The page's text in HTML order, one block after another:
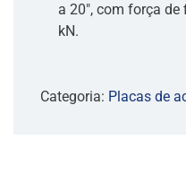
a 20″, com força
kN.
Categoria: Placas de